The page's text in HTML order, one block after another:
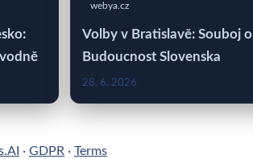
webya.cz
Volby v Bratislavě: Souboj o
Budoucnost Slovenska
28. 6. 2026
· GDPR · Terms